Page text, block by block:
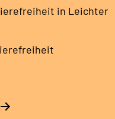
in Leichter